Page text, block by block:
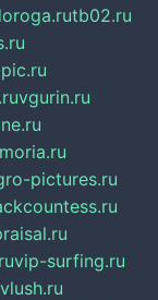
tb02.ru
vgurin.ru
pictures.ru
vip-surfing.ru